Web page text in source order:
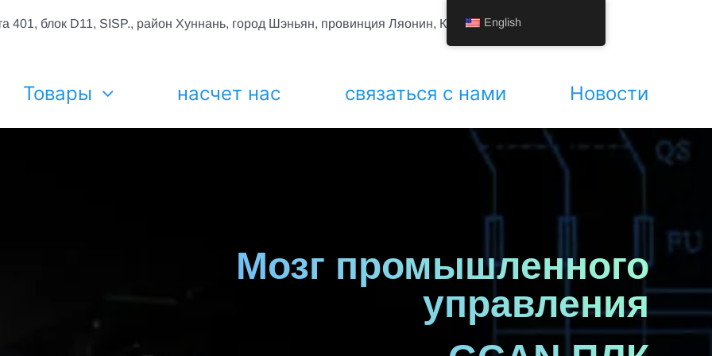
401, блок D11, SISP., район Хуннань, город Шэньян, провинция Ляонин, Китай
Товары насчет нас связаться с нами Новости
Мозг промышленного
управления
English